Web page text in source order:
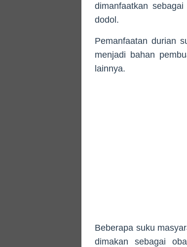
dimanfaatkan
dodol.
Pemanfaatan durian
menjadi bahan
lainnya.
Beberapa suku
dimakan sebagai